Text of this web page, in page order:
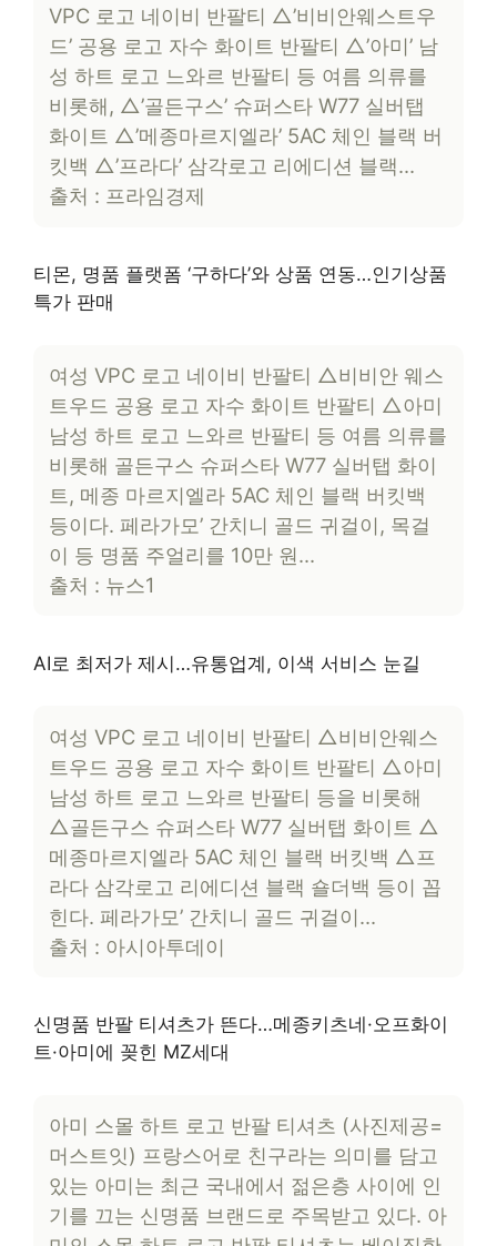
VPC 로고 네이비 반팔티 △’비비안웨스트우
드’ 공용 로고 자수 화이트 반팔티 △’아미’ 남
성 하트 로고 느와르 반팔티 등 여름 의류를
비롯해, △’골든구스’ 슈퍼스타 W77 실버탭
화이트 △’메종마르지엘라’ 5AC 체인 블랙 버
킷백 △’프라다’ 삼각로고 리에디션 블랙…
출처 : 프라임경제
티몬, 명품 플랫폼 ‘구하다’와 상품 연동…인기상품
특가 판매
여성 VPC 로고 네이비 반팔티 △비비안 웨스
트우드 공용 로고 자수 화이트 반팔티 △아미
남성 하트 로고 느와르 반팔티 등 여름 의류를
비롯해 골든구스 슈퍼스타 W77 실버탭 화이
트, 메종 마르지엘라 5AC 체인 블랙 버킷백
등이다. 페라가모’ 간치니 골드 귀걸이, 목걸
이 등 명품 주얼리를 10만 원…
출처 : 뉴스1
AI로 최저가 제시…유통업계, 이색 서비스 눈길
여성 VPC 로고 네이비 반팔티 △비비안웨스
트우드 공용 로고 자수 화이트 반팔티 △아미
남성 하트 로고 느와르 반팔티 등을 비롯해
△골든구스 슈퍼스타 W77 실버탭 화이트 △
메종마르지엘라 5AC 체인 블랙 버킷백 △프
라다 삼각로고 리에디션 블랙 숄더백 등이 꼽
힌다. 페라가모’ 간치니 골드 귀걸이…
출처 : 아시아투데이
신명품 반팔 티셔츠가 뜬다…메종키츠네·오프화이
트·아미에 꽂힌 MZ세대
아미 스몰 하트 로고 반팔 티셔츠 (사진제공=
머스트잇) 프랑스어로 친구라는 의미를 담고
있는 아미는 최근 국내에서 젊은층 사이에 인
기를 끄는 신명품 브랜드로 주목받고 있다. 아